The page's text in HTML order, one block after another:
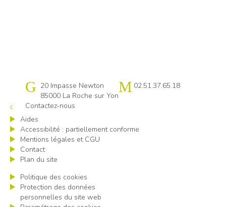
Cap emploi 85
20 Impasse Newton
85000 La Roche sur Yon
02.51.37.65.18
Contactez-nous
Aides
Accessibilité : partiellement conforme
Mentions légales et CGU
Contact
Plan du site
Politique des cookies
Protection des données
personnelles du site web